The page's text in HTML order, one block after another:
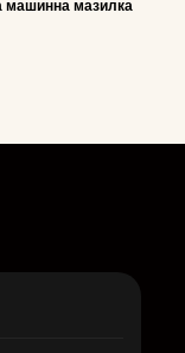
машинна мазилка